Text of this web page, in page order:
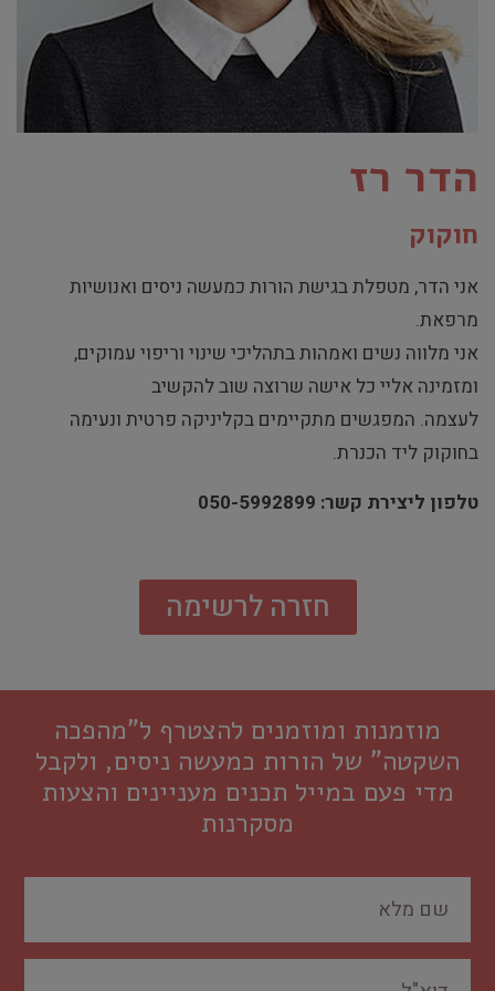
הדר רז
חוקוק
אני הדר, מטפלת בגישת הורות כמעשה ניסים ואנושיות
מרפאת.
אני מלווה נשים ואמהות בתהליכי שינוי וריפוי עמוקים,
ומזמינה אליי כל אישה שרוצה שוב להקשיב
לעצמה. המפגשים מתקיימים בקליניקה פרטית ונעימה
בחוקוק ליד הכנרת.
טלפון ליצירת קשר: 050-5992899
חזרה לרשימה
מוזמנות ומוזמנים להצטרף ל"מהפכה
השקטה" של הורות כמעשה ניסים, ולקבל
מדי פעם במייל תכנים מעניינים והצעות
מסקרנות